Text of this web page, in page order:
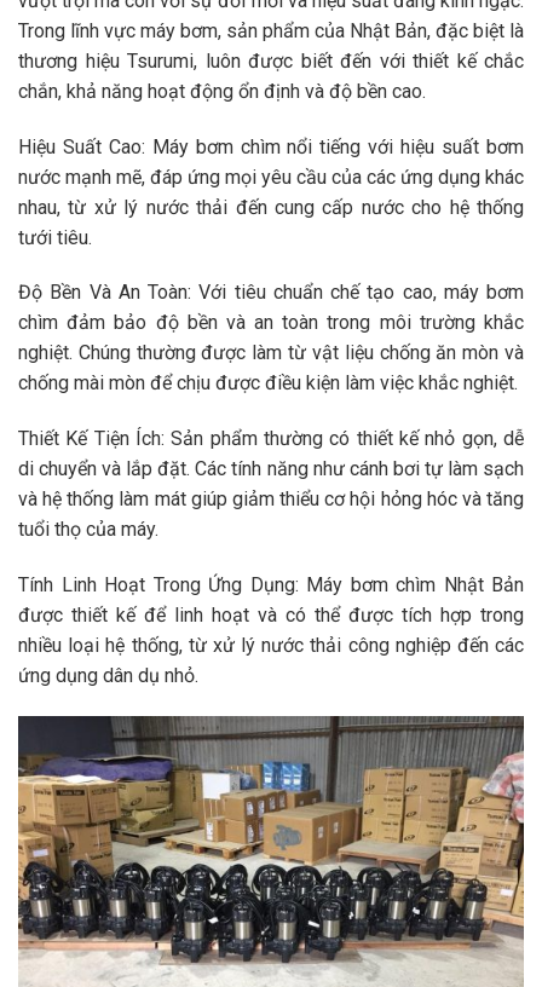
Trong lĩnh vực máy bơm, sản phẩm của Nhật Bản, đặc biệt là
thương hiệu Tsurumi, luôn được biết đến với thiết kế chắc
chắn, khả năng hoạt động ổn định và độ bền cao.
Hiệu Suất Cao: Máy bơm chìm nổi tiếng với hiệu suất bơm
nước mạnh mẽ, đáp ứng mọi yêu cầu của các ứng dụng khác
nhau, từ xử lý nước thải đến cung cấp nước cho hệ thống
tưới tiêu.
Độ Bền Và An Toàn: Với tiêu chuẩn chế tạo cao, máy bơm
chìm đảm bảo độ bền và an toàn trong môi trường khắc
nghiệt. Chúng thường được làm từ vật liệu chống ăn mòn và
chống mài mòn để chịu được điều kiện làm việc khắc nghiệt.
Thiết Kế Tiện Ích: Sản phẩm thường có thiết kế nhỏ gọn, dễ
di chuyển và lắp đặt. Các tính năng như cánh bơi tự làm sạch
và hệ thống làm mát giúp giảm thiểu cơ hội hỏng hóc và tăng
tuổi thọ của máy.
Tính Linh Hoạt Trong Ứng Dụng: Máy bơm chìm Nhật Bản
được thiết kế để linh hoạt và có thể được tích hợp trong
nhiều loại hệ thống, từ xử lý nước thải công nghiệp đến các
ứng dụng dân dụ nhỏ.